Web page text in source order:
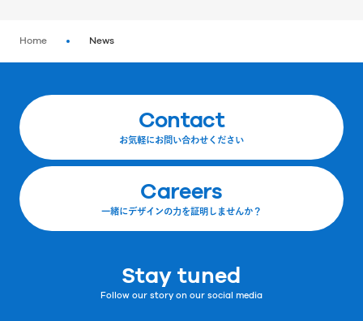
Home News
Contact
お気軽にお問い合わせください
Careers
一緒にデザインの力を証明しませんか？
Stay tuned
Follow our story on our social media